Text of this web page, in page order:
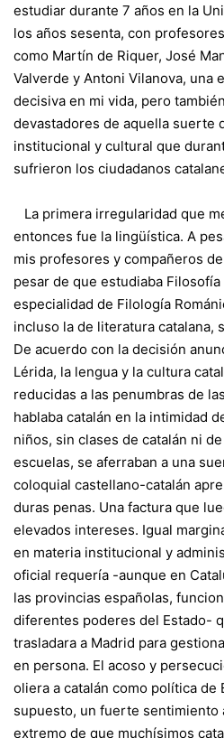
estudiar durante 7 años en la
los años sesenta, con
como Martín de Riquer, José
Valverde y Antoni Vilanova, una
decisiva en mi vida, pero
devastadores de aquella suerte
institucional y cultural que
sufrieron los ciudadanos
La primera irregularidad que
entonces fue la lingüística. A
mis profesores y compañeros
pesar de que estudiaba
especialidad de Filología
incluso la de literatura catalana,
De acuerdo con la decisión
Lérida, la lengua y la cultura
reducidas a las penumbras de
hablaba catalán en la intimidad
niños, sin clases de catalán ni
escuelas, se aferraban a una
coloquial castellano-catalán
duras penas. Una factura que
elevados intereses. Igual
en materia institucional y
oficial requería -aunque en
las provincias españolas,
diferentes poderes del Estado-
trasladara a Madrid para
en persona. El acoso y
oliera a catalán como política de
supuesto, un fuerte sentimiento
extremo de que muchísimos